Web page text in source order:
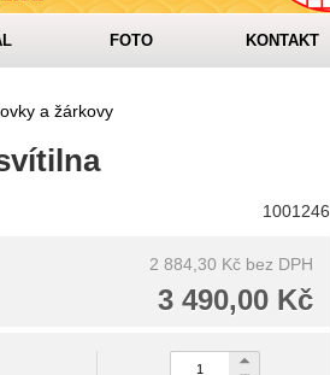
FOTO KONTAKT
a žárkovy
1001246
2 884,30 Kč bez DPH
3 490,00 Kč